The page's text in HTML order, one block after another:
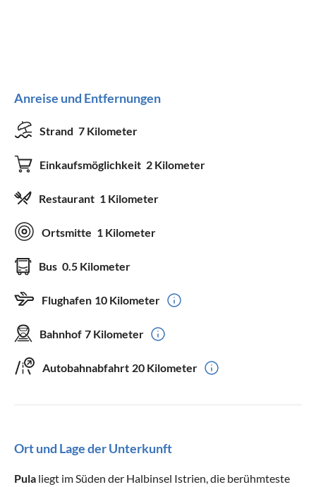
Anreise und Entfernungen
Strand 7 Kilometer
Einkaufsmöglichkeit 2 Kilometer
Restaurant 1 Kilometer
Ortsmitte 1 Kilometer
Bus 0.5 Kilometer
Flughafen 10 Kilometer
Bahnhof 7 Kilometer
Autobahnabfahrt 20 Kilometer
Ort und Lage der Unterkunft
Pula liegt im Süden der Halbinsel Istrien, die berühmteste